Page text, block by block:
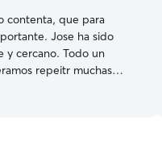
contenta, que para
Jose ha sido
y cercano. Todo un
repeitr muchas